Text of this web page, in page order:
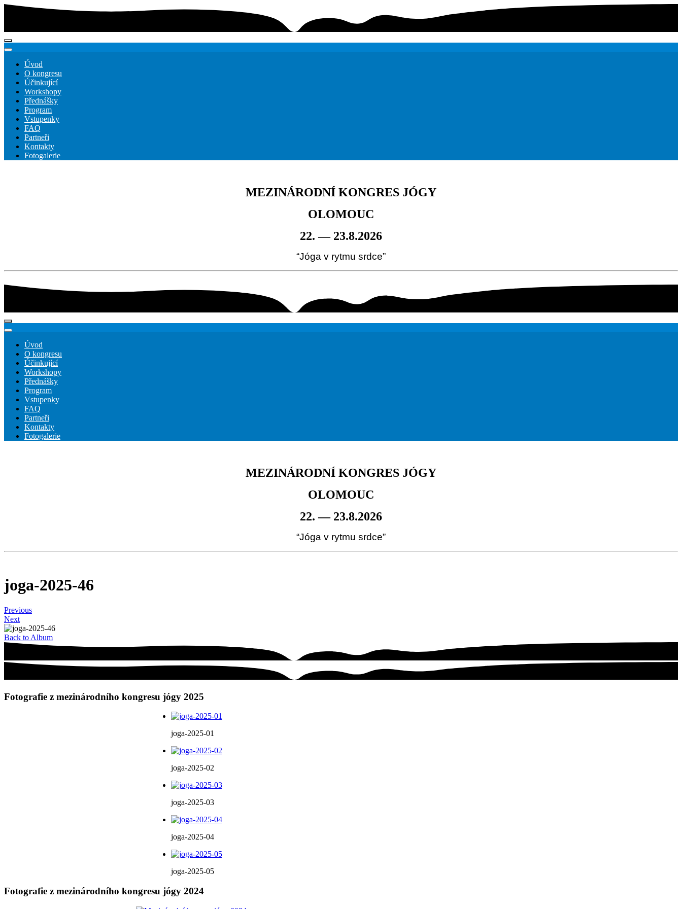
Úvod
O kongresu
Účinkující
Workshopy
Přednášky
Program
Vstupenky
FAQ
Partneři
Kontakty
Fotogalerie
MEZINÁRODNÍ KONGRES JÓGY
OLOMOUC
22. — 23.8.2026
“Jóga v rytmu srdce”
Úvod
O kongresu
Účinkující
Workshopy
Přednášky
Program
Vstupenky
FAQ
Partneři
Kontakty
Fotogalerie
MEZINÁRODNÍ KONGRES JÓGY
OLOMOUC
22. — 23.8.2026
“Jóga v rytmu srdce”
joga-2025-46
Previous
Next
Back to Album
Fotografie z mezinárodního kongresu jógy 2025
joga-2025-01
joga-2025-02
joga-2025-03
joga-2025-04
joga-2025-05
Fotografie z mezinárodního kongresu jógy 2024